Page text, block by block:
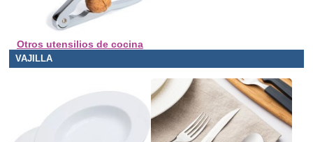
Otros utensilios de cocina
VAJILLA